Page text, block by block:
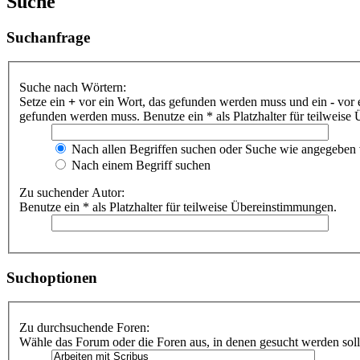
Suchanfrage
Suche nach Wörtern:
Setze ein + vor ein Wort, das gefunden werden muss und ein - vor
gefunden werden muss. Benutze ein * als Platzhalter für teilweise
Nach allen Begriffen suchen oder Suche wie angegeben
Nach einem Begriff suchen
Zu suchender Autor:
Benutze ein * als Platzhalter für teilweise Übereinstimmungen.
Suchoptionen
Zu durchsuchende Foren:
Wähle das Forum oder die Foren aus, in denen gesucht werden